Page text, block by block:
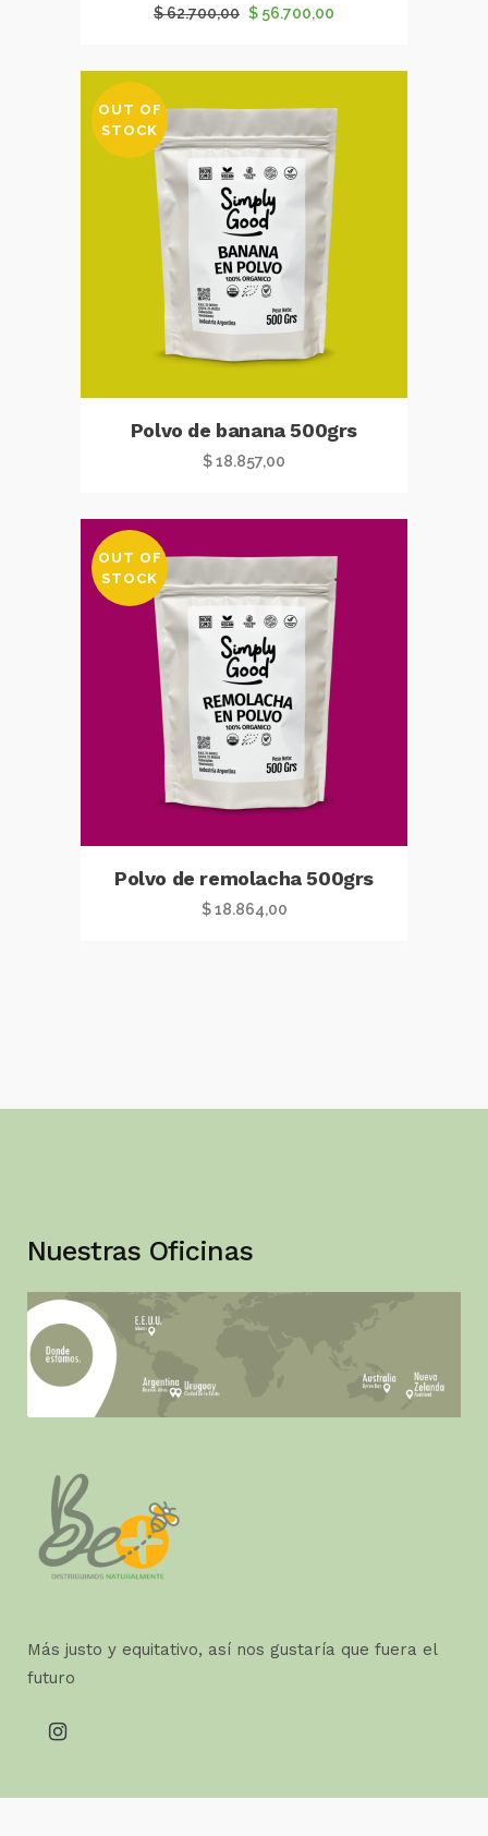
$62.700,00 El
original
$ 62.700,00.
$ 56.700,00
actual
$ 56.700,00.
OUT OF
STOCK
Polvo de banana 500grs
$18.857,00
OUT OF
STOCK
Polvo de remolacha 500grs
$18.864,00
Nuestras Oficinas
Más justo y equitativo, así nos gustaría que fuera el
futuro